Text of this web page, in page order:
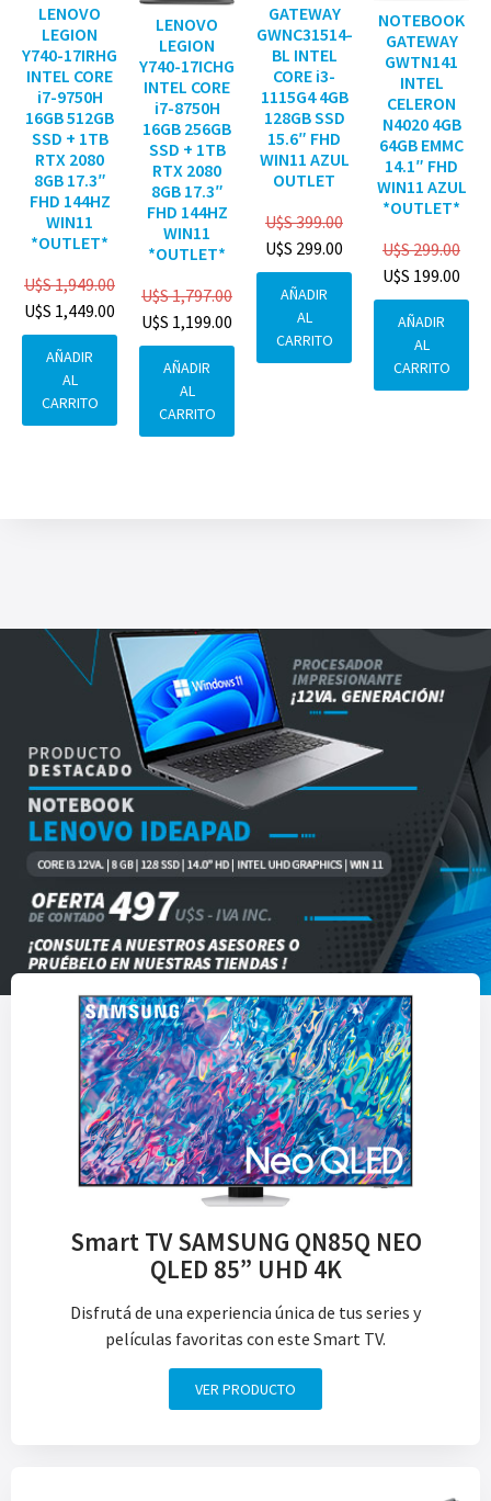
LENOVO
LEGION
Y740-17IRHG
INTEL CORE
i7-9750H
16GB 512GB
SSD + 1TB
RTX 2080
8GB 17.3″
FHD 144HZ
WIN11
*OUTLET*
U$S1,949.00
U$S 1,449.00
AÑADIR
AL
CARRITO
LENOVO
LEGION
Y740-17ICHG
INTEL CORE
i7-8750H
16GB 256GB
SSD + 1TB
RTX 2080
8GB 17.3″
FHD 144HZ
WIN11
*OUTLET*
U$S1,797.00
U$S 1,199.00
AÑADIR
AL
CARRITO
GATEWAY
GWNC31514-
BL INTEL
CORE i3-
1115G4 4GB
128GB SSD
15.6″ FHD
WIN11 AZUL
OUTLET
U$S399.00
U$S 299.00
AÑADIR
AL
CARRITO
NOTEBOOK
GATEWAY
GWTN141
INTEL
CELERON
N4020 4GB
64GB EMMC
14.1″ FHD
WIN11 AZUL
*OUTLET*
U$S299.00
U$S 199.00
AÑADIR
AL
CARRITO
Smart TV SAMSUNG QN85Q NEO
QLED 85” UHD 4K
Disfrutá de una experiencia única de tus series y
películas favoritas con este Smart TV.
VER PRODUCTO